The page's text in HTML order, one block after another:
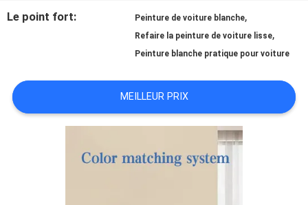
CONTACT
DEMANDE
Le point fort: Peinture de voiture blanche,
Refaire la peinture de voiture lisse,
Peinture blanche pratique pour voiture
MEILLEUR PRIX